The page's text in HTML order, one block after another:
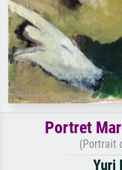
Portret
(Portrait
Yuri